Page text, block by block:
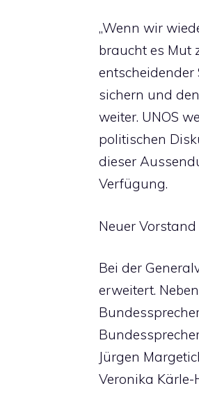
„Wenn wir
braucht es Mut
entscheidender
sichern und
weiter. UNOS
politischen
dieser
Verfügung.
Neuer
Bei der
erweitert.
Jürgen
Veronika